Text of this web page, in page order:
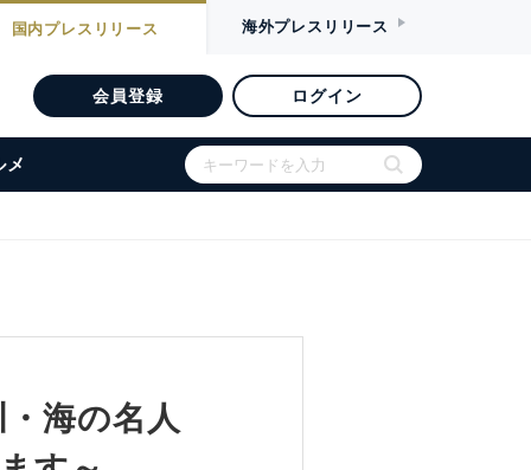
国内プレスリリース 海外プレスリリース
会員登録 ログイン
メ
海の名人